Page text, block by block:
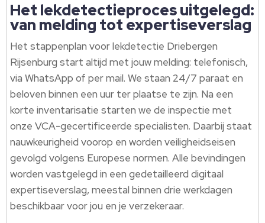
Het lekdetectieproces uitgelegd:
van melding tot expertiseverslag
Het stappenplan voor lekdetectie Driebergen
Rijsenburg start altijd met jouw melding: telefonisch,
via WhatsApp of per mail.​ We staan 24/7 paraat en
beloven binnen een uur ter plaatse te zijn.​ Na een
korte inventarisatie starten we de inspectie met
onze VCA-gecertificeerde specialisten.​ Daarbij staat
nauwkeurigheid voorop en worden veiligheidseisen
gevolgd volgens Europese normen.​ Alle bevindingen
worden vastgelegd in een gedetailleerd digitaal
expertiseverslag, meestal binnen drie werkdagen
beschikbaar voor jou en je verzekeraar.​